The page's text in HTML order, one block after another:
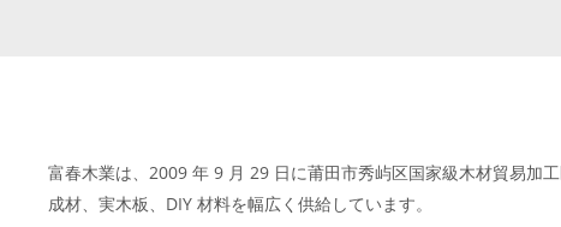
富春木業は、2009 年 9 月 29 日に莆田市秀屿区国家級木材貿易加
成材、実木板、DIY 材料を幅広く供給しています。